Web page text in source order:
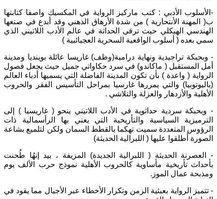
-الأسلوب الأدبي :كتب ماركيز الرواية في المكسيك واصفا كتابتها
ب( المهنة الأنتحارية ) من شدة الأرهاق الذهني وقد أبدع في صنعها
الهندسي الهيكلي حيث ترقى الحداثة في عالم الأدب اللاتيني الذي
سمي بعده ( أسلوب الواقعية السحرية العجيائبية )
- وبحبكة تراجيدية ونهاية درامية(وظف)غاريسا عائلة بوينديا ومدينة
أمل المستقبل( ماكاندو) في سرد حكاواتي جميل حيث يجعل فصول
الرواية( واعدة) بأن تكون المدينة الفاضلة التي يسميها أدباء العالم
(باليوتوبيا) والتي يمررها غارسيا بمراحل التأسيس الفقر والحروب
الأهلية والأزدهار والعزلة والتلاشي .
- وبحبكة سردية حداثوية في الأدب اللاتيني ينحو( غاريسيا)
إلى
الترميزية السياسية والتأريخية التي يعني بها الرأسمالية ذات
الرؤوس المتعددة سميت تهكما بالقطط السمان ولكن لتلميع بشاعة
الصورة أطلقوا عليها ( اللبرالية الحديثة)
- العصرنة الحديثة( اللبرالية الجديدة)
المزيفة ، بيد إنهُا طُحنت
بأحداث تأريخية مأساوية كالحروب الأهلية نموذج حرب الألف يوم
ومذبحة عمال الموز .
-تتميز الرواية بعبثية الزمن وتكرار الأخطاء عبر الأجيال مما يقود في